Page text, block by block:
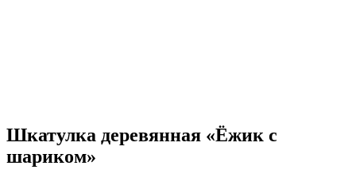
Шкатулка деревянная «Ёжик с
шариком»